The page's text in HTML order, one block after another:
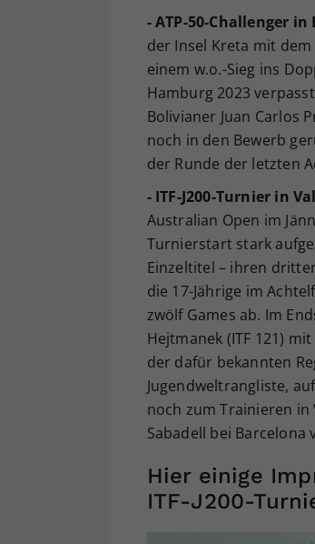
- ATP-50-Challenger
der Insel Kreta mit
einem w.o.-Sieg ins
Hamburg 2023
Bolivianer Juan Carlos
noch in den Bewerb
der Runde der letzten
- ITF-J200-Turnier in
Australian Open im
Turnierstart stark
Einzeltitel – ihren
die 17-Jährige im
zwölf Games ab. Im
Hejtmanek (ITF 121)
der dafür bekannten
Jugendweltrangliste,
noch zum Trainieren in
Sabadell bei Barcelona
Hier einige
ITF-J200-